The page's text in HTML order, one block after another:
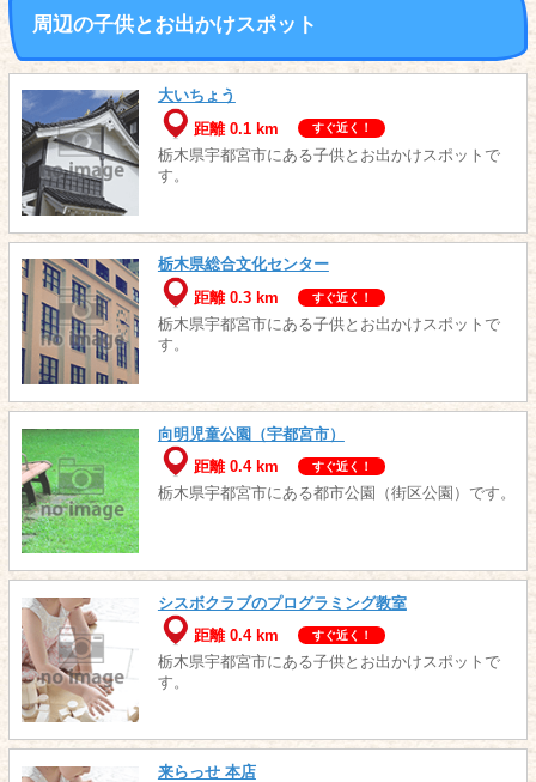
周辺の子供とお出かけスポット
大いちょう
距離 0.1 km
すぐ近く！
栃木県宇都宮市にある子供とお出かけスポットで
す。
栃木県総合文化センター
距離 0.3 km
すぐ近く！
栃木県宇都宮市にある子供とお出かけスポットで
す。
向明児童公園（宇都宮市）
距離 0.4 km
すぐ近く！
栃木県宇都宮市にある都市公園（街区公園）です。
シスボクラブのプログラミング教室
距離 0.4 km
すぐ近く！
栃木県宇都宮市にある子供とお出かけスポットで
す。
来らっせ 本店